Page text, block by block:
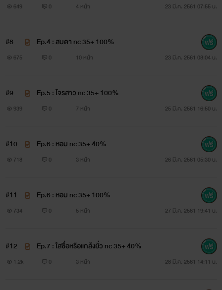
ด้วยว่าที่คุณพูดมันเป็นเรื่องจริงหรือเรื่องโกหก”
สาวเจ้าโต้ตอบเสียงสั่นกลัว แววตาของมัจจุราชกำลังจ้องมาทาง
เธออย่างเอาเรื่อง มือใหญ่บีบกดไหล่มนของเธอจนเจ็บแต่เธอก็
ไม่ปริปากร้องออกมาให้เขาได้ยิน ทำได้แต่ฝืนทนความเจ็บไว้ข้าง
.........
"เพ้อภพ" พ่อเลี้ยงเมืองเหนือ กับเด็กดอยอย่าง "อาเมาะ" หรือ
กล้วย ผู้กำพร้าครอบครัวและความรัก แล้วพ่อเลี้ยงหนุ่มจะมอบ
ความรักให้สาวน้อยผู้อาภัพได้หรือไม่?.......
ยักษ์(ณิการ์)
649 0 4 หน้า 23 มี.ค. 2561 07:55 น.
#8 Ep.4 : สบตา nc 35+ 100%
675 0 10 หน้า 23 มี.ค. 2561 08:04 น.
#9 Ep.5 : โจรสาว nc 35+ 100%
939 0 7 หน้า 25 มี.ค. 2561 16:50 น.
#10 Ep.6 : หอม nc 35+ 40%
718 0 3 หน้า 26 มี.ค. 2561 05:30 น.
#11 Ep.6 : หอม nc 35+ 100%
734 0 5 หน้า 27 มี.ค. 2561 19:41 น.
#12 Ep.7 : ใสซื่อหรือแกล้งยั่ว nc 35+ 40%
1.2k 0 3 หน้า 28 มี.ค. 2561 14:11 น.